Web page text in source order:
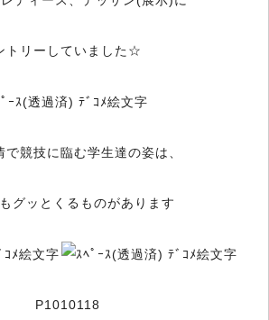
トリーしていました☆
で競技に臨む学生達の姿は、
グッとくるものがあります